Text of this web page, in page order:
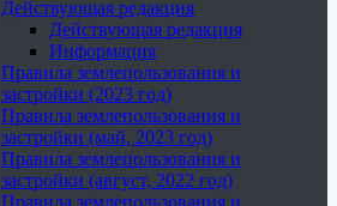
Действующая редакция
Действующая редакция
Информация
Правила землепользования и
застройки (2023 год)
Правила землепользования и
застройки (май, 2023 год)
Правила землепользования и
застройки (август, 2022 год)
Правила землепользования и